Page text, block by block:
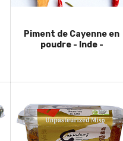
Piment de Cayenne en
poudre - Inde -